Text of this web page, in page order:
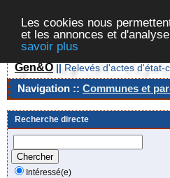
Les cookies nous
et les annonces et
savoir plus
Gen&O || Relevés d'actes d'état-
Navigation :: Communes et
Recherche directe
Intéressé(e)